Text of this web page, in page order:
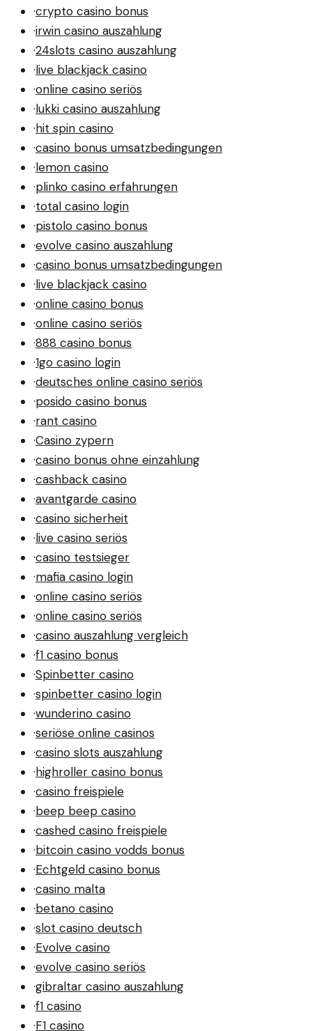
·crypto casino bonus
·irwin casino auszahlung
·24slots casino auszahlung
·live blackjack casino
·online casino seriös
·lukki casino auszahlung
·hit spin casino
·casino bonus umsatzbedingungen
·lemon casino
·plinko casino erfahrungen
·total casino login
·pistolo casino bonus
·evolve casino auszahlung
·casino bonus umsatzbedingungen
·live blackjack casino
·online casino bonus
·online casino seriös
·888 casino bonus
·1go casino login
·deutsches online casino seriös
·posido casino bonus
·rant casino
·Casino zypern
·casino bonus ohne einzahlung
·cashback casino
·avantgarde casino
·casino sicherheit
·live casino seriös
·casino testsieger
·mafia casino login
·online casino seriös
·online casino seriös
·casino auszahlung vergleich
·f1 casino bonus
·Spinbetter casino
·spinbetter casino login
·wunderino casino
·seriöse online casinos
·casino slots auszahlung
·highroller casino bonus
·casino freispiele
·beep beep casino
·cashed casino freispiele
·bitcoin casino vodds bonus
·Echtgeld casino bonus
·casino malta
·betano casino
·slot casino deutsch
·Evolve casino
·evolve casino seriös
·gibraltar casino auszahlung
·f1 casino
·F1 casino